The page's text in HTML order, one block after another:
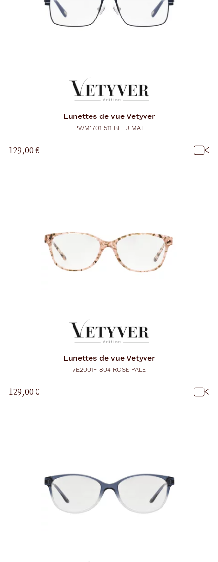
Lunettes de vue Vetyver
PWM1701 511 BLEU MAT
129,00 €
Lunettes de vue Vetyver
VE2001F 804 ROSE PALE
129,00 €